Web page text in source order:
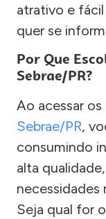
atrativo e
quer se
Por Que
Sebrae/PR?
Ao acessar
Sebrae/PR,
consumindo
alta
necessidades
Seja qual for